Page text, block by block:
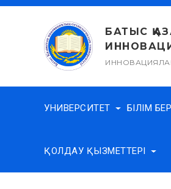
Skip
БАТЫС
УНИВЕРСИТЕТ БІЛІМ
ҚОЛДАУ ҚЫЗМЕТТЕРІ